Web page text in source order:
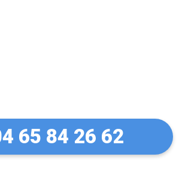
65 84 26 62